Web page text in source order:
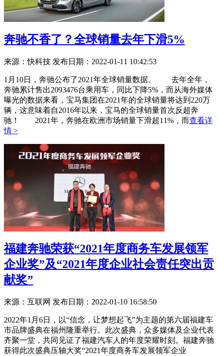
奔驰不香了？全球销量去年下滑5%
来源：快科技 发布日期：2022-01-11 10:42:53
1月10日，奔驰公布了2021年全球销量数据。 去年全年，
奔驰累计售出2093476台乘用车，同比下降5%，而从海外媒体
曝光的数据来看，宝马集团在2021年的全球销量将达到220万
辆，这意味着自2016年以来，宝马的全球销量首次反超奔
驰！ 2021年，奔驰在欧洲市场销量下滑超11%，而查看详
情 >
福建奔驰荣获“2021年度商务车发展领军
企业奖”及“2021年度企业社会责任突出贡
献奖”
来源：互联网 发布日期：2022-01-10 16:58:50
2022年1月6日，以“信念，让梦想起飞”为主题的第六届福建车
市品牌盛典在福州隆重举行。此次盛典，众多媒体及企业代表
齐聚一堂，共同见证了福建汽车人的年度荣耀时刻。福建奔驰
获得此次盛典压轴大奖“2021年度商务车发展领军企业